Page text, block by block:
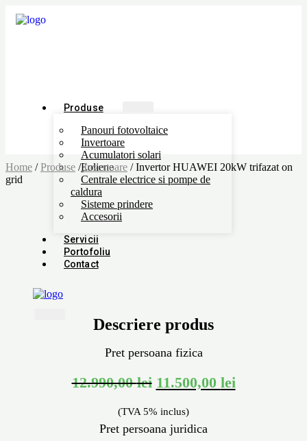
Produse
Panouri fotovoltaice
Invertoare
Acumulatori solari
Eoliene
Centrale electrice si pompe de
caldura
Sisteme prindere
Accesorii
Servicii
Portofoliu
Contact
Home /Produse /Invertoare / Invertor HUAWEI 20kW trifazat on
grid
Descriere produs
Pret persoana fizica
12.990,00lei 11.500,00 lei
(TVA 5% inclus)
Pret persoana juridica